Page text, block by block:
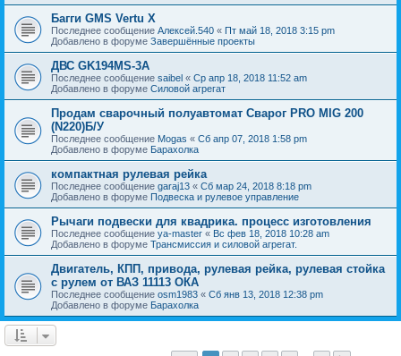
Багги GMS Vertu X
Последнее сообщение Алексей.540 « Пт май 18, 2018 3:15 pm
Добавлено в форуме Завершённые проекты
ДВС GK194MS-3A
Последнее сообщение saibel « Ср апр 18, 2018 11:52 am
Добавлено в форуме Силовой агрегат
Продам сварочный полуавтомат Сварог PRO MIG 200
(N220)Б/У
Последнее сообщение Mogas « Сб апр 07, 2018 1:58 pm
Добавлено в форуме Барахолка
компактная рулевая рейка
Последнее сообщение garaj13 « Сб мар 24, 2018 8:18 pm
Добавлено в форуме Подвеска и рулевое управление
Рычаги подвески для квадрика. процесс изготовления
Последнее сообщение ya-master « Вс фев 18, 2018 10:28 am
Добавлено в форуме Трансмиссия и силовой агрегат.
Двигатель, КПП, привода, рулевая рейка, рулевая стойка
с рулем от ВАЗ 11113 ОКА
Последнее сообщение osm1983 « Сб янв 13, 2018 12:38 pm
Добавлено в форуме Барахолка